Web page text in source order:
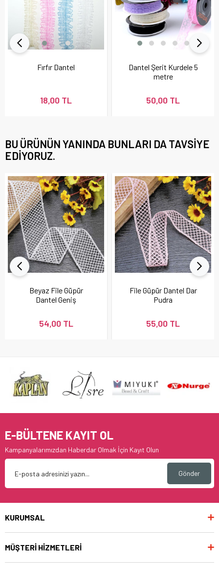
Fırfır Dantel
18,00 TL
Dantel Şerit Kurdele 5
metre
50,00 TL
BU ÜRÜNÜN YANINDA BUNLARI DA TAVSIYE
EDIYORUZ.
Beyaz File Güpür
Dantel Geniş
54,00 TL
File Güpür Dantel Dar
Pudra
55,00 TL
E-BÜLTENE KAYIT OL
Kampanyalarımızdan Haberdar Olmak İçin Kayıt Olun
Gönder
KURUMSAL
MÜŞTERİ HİZMETLERİ